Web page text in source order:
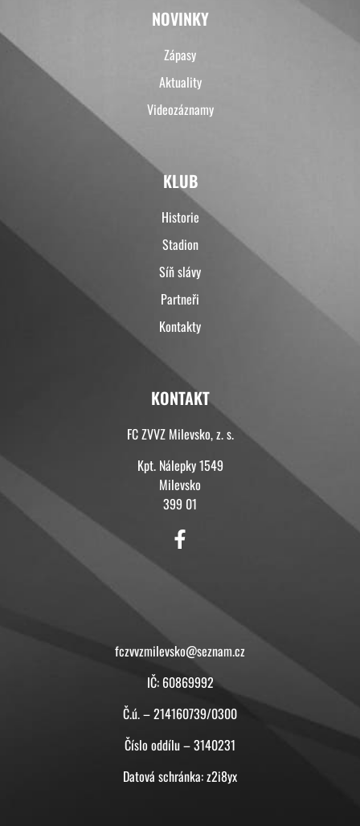
NOVINKY
Zápasy
Aktuality
Videozáznamy
KLUB
Historie
Stadion
Síň slávy
Partneři
Kontakty
KONTAKT
FC ZVVZ Milevsko, z. s.
Kpt. Nálepky 1549
Milevsko
399 01
fczvvzmilevsko@seznam.cz
IČ: 60869992
Č.ú. – 214160739/0300
Číslo oddílu – 3140231
Datová schránka: z2i8yx